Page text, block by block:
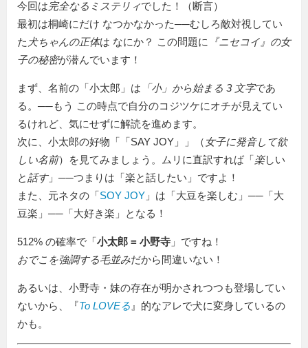
今回は完全なるミステリィでした！（断言）
最初は桐崎にだけ なつかなかった──むしろ敵対視してい
た 犬ちゃんの正体は なにか？ この問題に 『ニセコイ 』の女
子の秘密が潜んでいます！
まず、名前の「小太郎」は 「小」から始まる 3 文字であ
る。──もう この時点で自分のコジツケにオチが見えてい
るけれど、気にせずに解読を進めます。
次に、小太郎の好物「
SAY JOY 」（ 女子に発音して欲
しい名前）を見てみましょう。ムリに直訳すれば「楽しい
と話す」──つまりは「楽と話したい」ですよ！
また、元ネタの「SOY JOY 」は「大豆を楽しむ」──「大
豆楽」──「大好き楽」となる！
512% の確率で「小太郎 = 小野寺 」ですね！
おでこを強調する毛並みだから間違いない！
あるいは、小野寺・妹の存在が明かされつつも登場してい
ないから、『To LOVEる 』的なアレで犬に変身しているの
かも。